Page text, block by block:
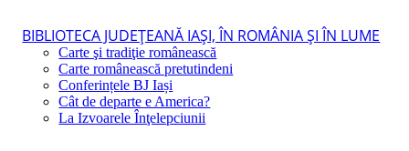
BIBLIOTECA JUDEŢEANĂ IAŞI, ÎN ROMÂNIA ŞI ÎN LUME
Carte şi tradiţie românească
Carte românească pretutindeni
Conferințele BJ Iași
Cât de departe e America?
La Izvoarele Înţelepciunii